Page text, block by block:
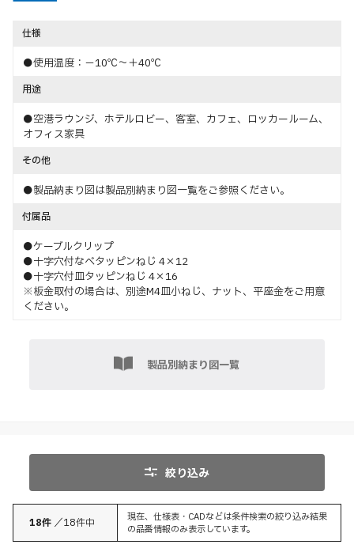
仕様
●使用温度：－10℃～＋40℃
用途
●空港ラウンジ、ホテルロビー、客室、カフェ、ロッカールーム、
オフィス家具
その他
●製品納まり図は製品別納まり図一覧をご参照ください。
付属品
●ケーブルクリップ
●十字穴付なべタッピンねじ 4×12
●十字穴付皿タッピンねじ 4×16
※板金取付の場合は、別途M4皿小ねじ、ナット、平座金をご用意
ください。
製品別納まり図一覧
絞り込み
18件 ／18件中
現在、仕様表・CADなどは条件検索の絞り込み結果
の品番情報のみ表示しています。